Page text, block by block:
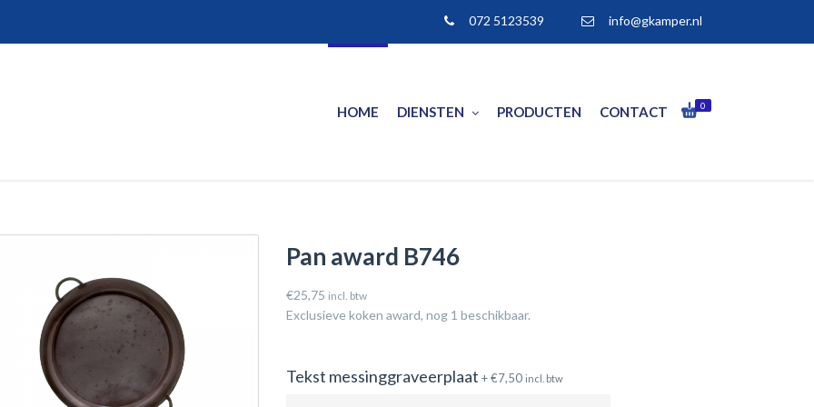
072 5123539 info@gkamper.nl
0
HOME DIENSTEN PRODUCTEN CONTACT
Pan award B746
€25,75 incl. btw
Exclusieve koken award, nog 1 beschikbaar.
Tekst messinggraveerplaat + €7,50 incl. btw